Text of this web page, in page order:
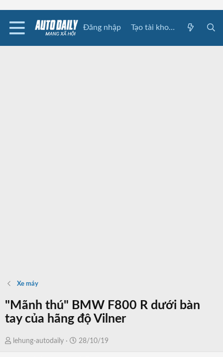
Đăng nhập Tạo tài khoản
Xe máy
"Mãnh thú" BMW F800 R dưới bàn
tay của hãng độ Vilner
Tlehung-autodaily
N
28/10/19